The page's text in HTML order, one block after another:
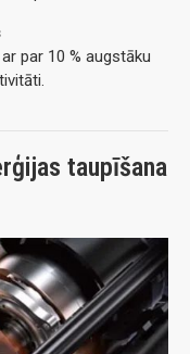
par 10 % augstāku
taupīšana